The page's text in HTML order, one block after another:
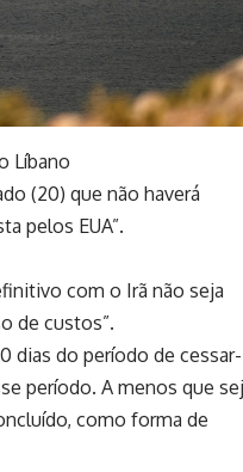
Líbano
(20) que não haverá
pelos EUA”.
com o Irã não seja
de custos”.
dias do período de cessar-
período. A menos que
como forma de